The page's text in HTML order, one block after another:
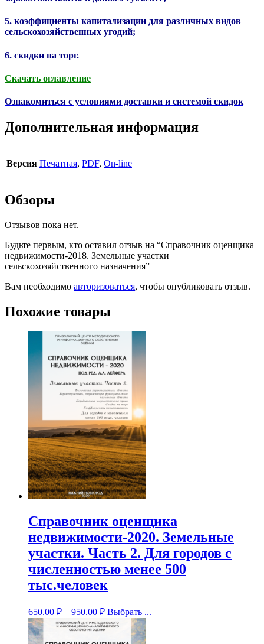
5. коэффициенты капитализации для различных видов
сельскохозяйственных угодий;
6. скидки на торг.
Скачать оглавление
Ознакомиться с условиями доставки и системой скидок
Дополнительная информация
Версия Печатная, PDF, On-line
Обзоры
Отзывов пока нет.
Будьте первым, кто оставил отзыв на “Справочник оценщика
недвижимости-2018. Земельные участки
сельскохозяйственного назначения”
Вам необходимо авторизоваться, чтобы опубликовать отзыв.
Похожие товары
Справочник оценщика
недвижимости-2020. Земельные
участки. Часть 2. Для городов с
численностью менее 500
тыс.человек
650.00 ₽ – 950.00 ₽ Выбрать ...